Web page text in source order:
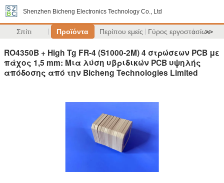
Shenzhen Bicheng Electronics Technology Co., Ltd
Σπίτι Προϊόντα Περίπου εμείς Γύρος εργοστασίων
>>
RO4350B + High Tg FR-4 (S1000-2M) 4 στρώσεων PCB με
πάχος 1,5 mm: Μια λύση υβριδικών PCB υψηλής
απόδοσης από την Bicheng Technologies Limited